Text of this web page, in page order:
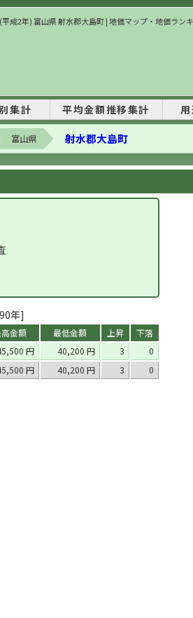
成2年) 富山県 射水郡大島町 | 地価マップ・地価ラン
集計 平均金額推移集計
富山県 射水郡大島町
年]
金額 最低金額 上昇
下落
円 40,200 円 3
0
円 40,200 円 3 0